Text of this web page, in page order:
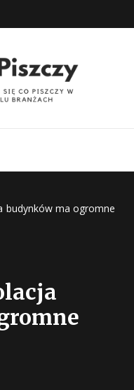
budynków ma ogromne